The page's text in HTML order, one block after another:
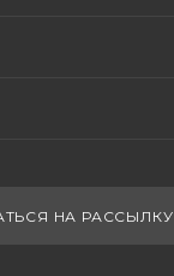
НА РАССЫЛКУ